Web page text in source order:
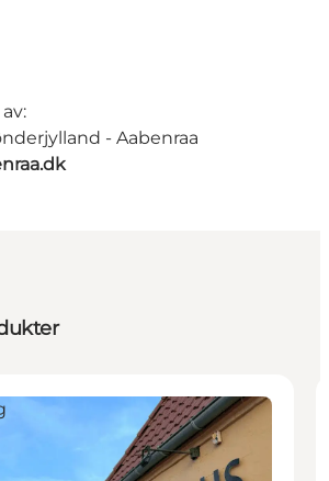
- Aabenraa